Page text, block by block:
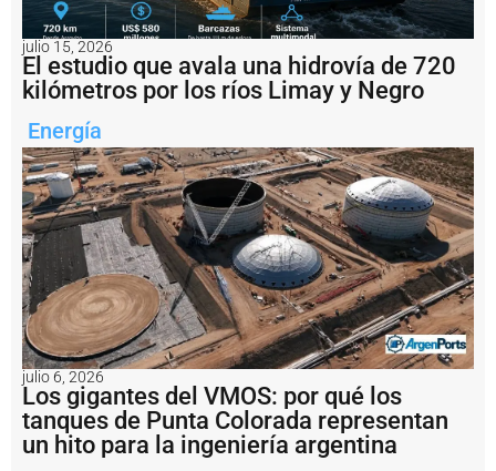
e
s
i
v
o
d
e
l
t
r
á
n
s
it
o
d
e
b
u
q
u
julio 15, 2026
El estudio que avala una hidrovía de 720
kilómetros por los ríos Limay y Negro
Energía
julio 6, 2026
Los gigantes del VMOS: por qué los
tanques de Punta Colorada representan
un hito para la ingeniería argentina